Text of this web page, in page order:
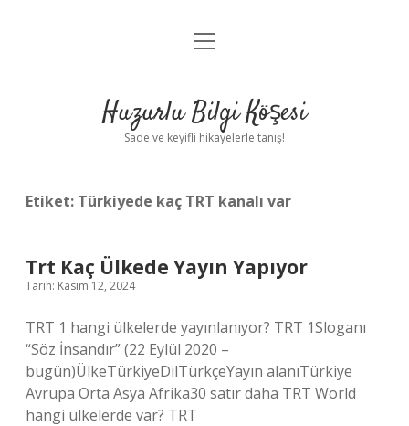
Anasayfa
Yasal Uyarı
menüyü
Huzurlu Bilgi Köşesi
Sade ve keyifli hikayelerle tanış!
Etiket: Türkiyede kaç TRT kanalı var
Trt Kaç Ülkede Yayın Yapıyor
Tarih: Kasım 12, 2024
TRT 1 hangi ülkelerde yayınlanıyor? TRT 1Sloganı
“Söz İnsandır” (22 Eylül 2020 –
bugün)ÜlkeTürkiyeDilTürkçeYayın alanıTürkiye
Avrupa Orta Asya Afrika30 satır daha TRT World
hangi ülkelerde var? TRT